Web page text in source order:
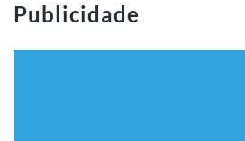
Publicidade